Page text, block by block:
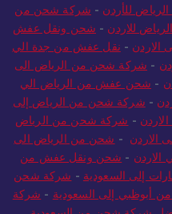
للأردن - شركة شحن من
للاردن - شحن ونقل عفش
- نقل عفش من جدة الي
- شركة شحن من الرياض الى
- شحن عفش من الرياض الي
- شركة شحن من الرياض إلى
- شركة شحن من الرياض
الاردن - شحن من الرياض الى
- شحن ونقل عفش من
إلى السعودية - شركة شحن
أبوظبي إلى السعودية - شركة